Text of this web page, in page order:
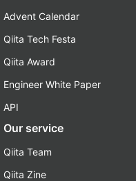
Advent Calendar
Qiita Tech Festa
Qiita Award
Engineer White Paper
API
Our service
Qiita Team
Qiita Zine